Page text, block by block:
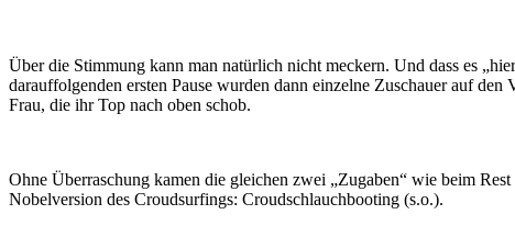
Über die Stimmung kann man natürlich nicht meckern. Und dass es
darauffolgenden ersten Pause wurden dann einzelne Zuschauer auf
Frau, die ihr Top nach oben schob.
Ohne Überraschung kamen die gleichen zwei „Zugaben“ wie beim
Nobelversion des Croudsurfings: Croudschlauchbooting (s.o.).